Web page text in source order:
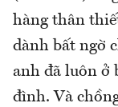
hàng thân
dành bất ngờ
anh đã luôn ở
đình. Và